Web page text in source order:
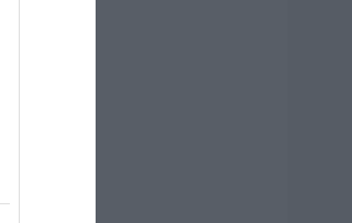
ώρες για
σε
18:40
Το
έχασε
18:20